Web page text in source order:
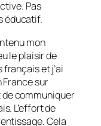
Pas
éducatif.
mon
le plaisir de
et j’ai
sur
de communiquer
L’effort de
Cela